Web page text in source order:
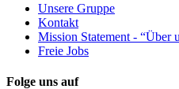
Unsere Gruppe
Kontakt
Mission Statement - “Über
Freie Jobs
Folge uns auf